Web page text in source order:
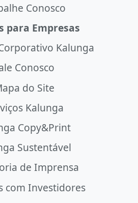
Conosco
para Empresas
Kalunga
Conosco
do Site
Kalunga
Copy&Print
Sustentável
de Imprensa
com Investidores